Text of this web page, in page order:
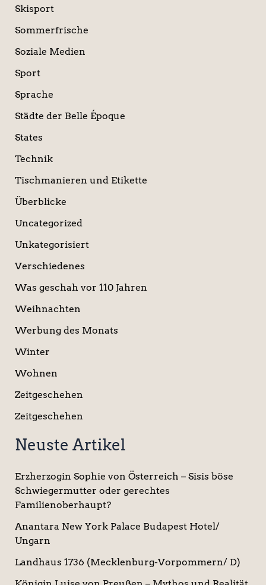
Skisport
Sommerfrische
Soziale Medien
Sport
Sprache
Städte der Belle Époque
States
Technik
Tischmanieren und Etikette
Überblicke
Uncategorized
Unkategorisiert
Verschiedenes
Was geschah vor 110 Jahren
Weihnachten
Werbung des Monats
Winter
Wohnen
Zeitgeschehen
Zeitgeschehen
Neuste Artikel
Erzherzogin Sophie von Österreich – Sisis böse
Schwiegermutter oder gerechtes
Familienoberhaupt?
Anantara New York Palace Budapest Hotel/
Ungarn
Landhaus 1736 (Mecklenburg-Vorpommern/ D)